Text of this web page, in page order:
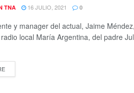
TNA 16 JULIO, 2021 0
y manager del actual, Jaime Méndez,
local María Argentina, del padre
DETAILS